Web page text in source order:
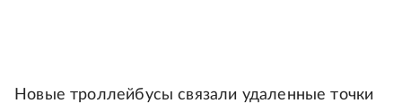
Новые троллейбусы связали удаленные точки